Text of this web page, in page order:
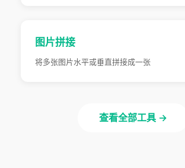
图片拼接
将多张图片水平或垂直拼接成一张
查看全部工具 →